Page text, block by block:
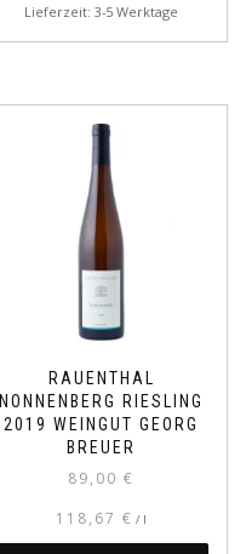
Lieferzeit: 3-5 Werktage
RAUENTHAL
NONNENBERG RIESLING
2019 WEINGUT GEORG
BREUER
89,00 €
118,67 € / l